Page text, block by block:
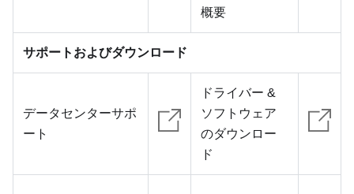
概要
サポートおよびダウンロード
データセンターサポ
ート
ドライバー &
ソフトウェア
のダウンロー
ド